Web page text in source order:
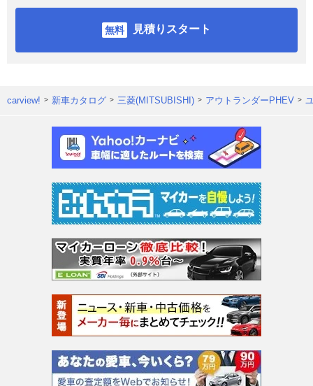
見積りスタート
carview! 新車カタログ 三菱(MITSUBISHI) アウトランダーPHEV